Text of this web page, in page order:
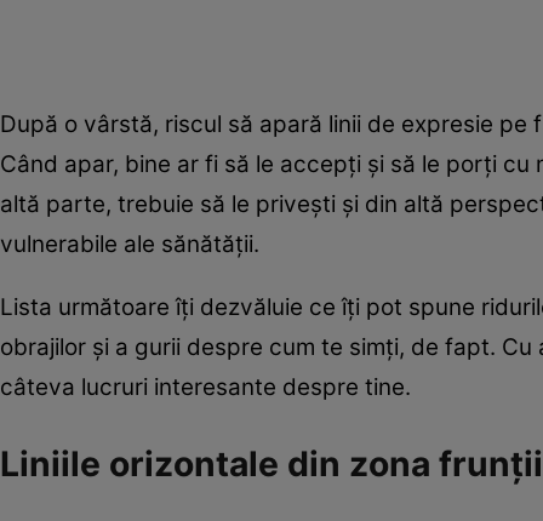
După o vârstă, riscul să apară linii de expresie
Când apar, bine ar fi să le accepţi şi să le porţi
altă parte, trebuie să le priveşti şi din altă
vulnerabile ale sănătăţii.
Lista următoare îţi dezvăluie ce îţi pot spune
obrajilor şi a gurii despre cum te simţi, de fapt.
câteva lucruri interesante despre tine.
Liniile orizontale din zona